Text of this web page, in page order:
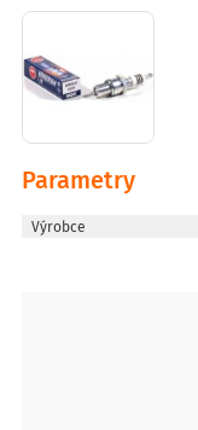
Parametry
Výrobce